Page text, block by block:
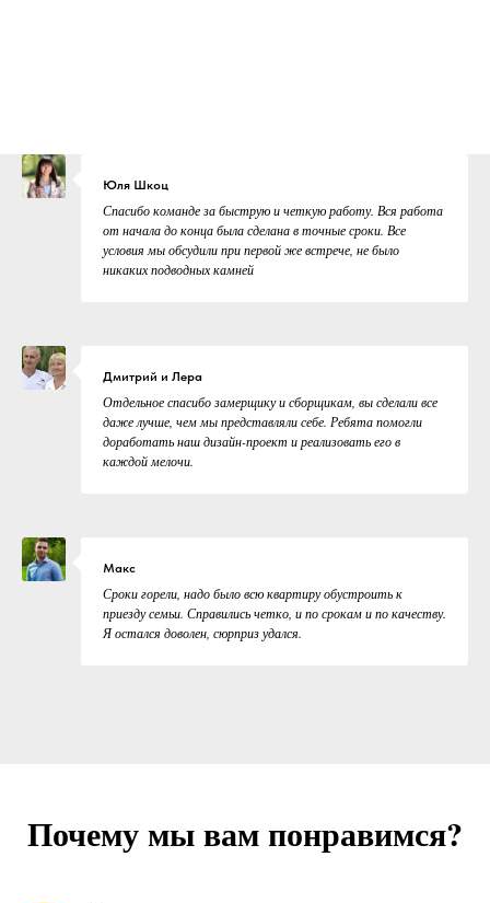
Юля Шкоц
Спасибо команде за быструю и четкую работу. Вся работа
от начала до конца была сделана в точные сроки. Все
условия мы обсудили при первой же встрече, не было
никаких подводных камней
Дмитрий и Лера
Отдельное спасибо замерщику и сборщикам, вы сделали все
даже лучше, чем мы представляли себе. Ребята помогли
доработать наш дизайн-проект и реализовать его в
каждой мелочи.
Макс
Сроки горели, надо было всю квартиру обустроить к
приезду семьи. Справились четко, и по срокам и по качеству.
Я остался доволен, сюрприз удался.
Почему мы вам понравимся?